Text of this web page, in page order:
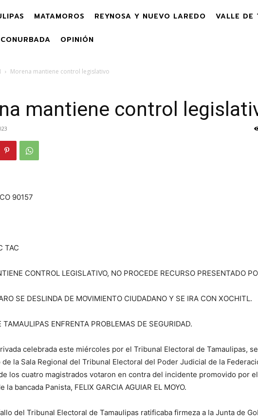
MATAMOROS REYNOSA Y NUEVO LAREDO VALLE DE
OPINIÓN
Morena mantiene control legislativo
mantiene control
90157
TAC
CONTROL LEGISLATIVO, NO PROCEDE RECURSO PRESENTADO
SE DESLINDA DE MOVIMIENTO CIUDADANO Y SE IRA CON XOCHITL.
TAMAULIPAS ENFRENTA PROBLEMAS DE SEGURIDAD.
celebrada este miércoles por el Tribunal Electoral de Tamaulipas,
la Sala Regional del Tribunal Electoral del Poder Judicial de la
los cuatro magistrados votaron en contra del incidente promovido por el
la bancada Panista, FELIX GARCIA AGUIAR EL MOYO.
del Tribunal Electoral de Tamaulipas ratificaba firmeza a la Junta de